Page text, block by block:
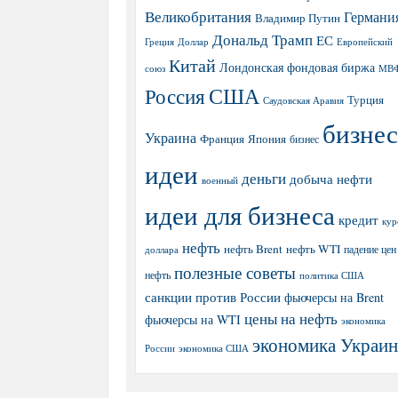
Великобритания Владимир Путин
Греция Доллар Дональд Трамп ЕС Европейский
союз Китай Лондонская фондовая биржа
РоссияСША Саудовская Аравия Турция
Украина Франция Япония бизнес бизнес
идеи военный деньги добыча нефти
идеи для бизнеса кредит
доллара нефть нефть Brent нефть WTI падение
нефть полезные советы политика США
санкции против России фьючерсы на Brent
фьючерсы на WTI цены на нефть экономика
России экономика США экономика